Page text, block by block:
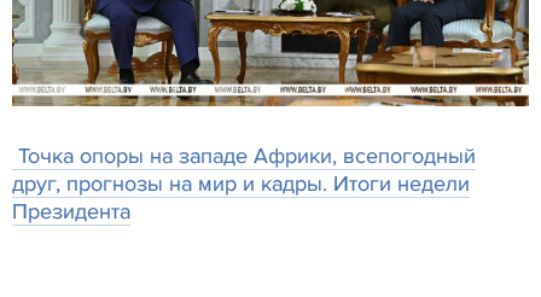
Точка опоры на западе Африки, всепогодный
друг, прогнозы на мир и кадры. Итоги недели
Президента